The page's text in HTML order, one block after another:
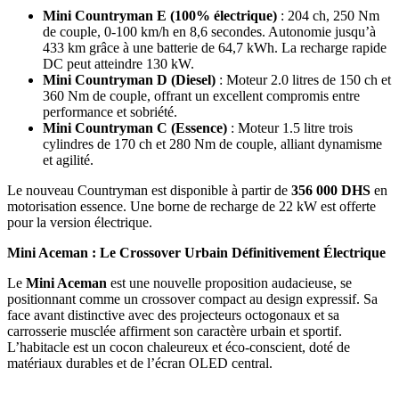
Mini Countryman E (100% électrique) : 204 ch, 250 Nm
de couple, 0-100 km/h en 8,6 secondes. Autonomie jusqu’à
433 km grâce à une batterie de 64,7 kWh. La recharge rapide
DC peut atteindre 130 kW.
Mini Countryman D (Diesel) : Moteur 2.0 litres de 150 ch et
360 Nm de couple, offrant un excellent compromis entre
performance et sobriété.
Mini Countryman C (Essence) : Moteur 1.5 litre trois
cylindres de 170 ch et 280 Nm de couple, alliant dynamisme
et agilité.
Le nouveau Countryman est disponible à partir de 356 000 DHS en
motorisation essence. Une borne de recharge de 22 kW est offerte
pour la version électrique.
Mini Aceman : Le Crossover Urbain Définitivement Électrique
Le Mini Aceman est une nouvelle proposition audacieuse, se
positionnant comme un crossover compact au design expressif. Sa
face avant distinctive avec des projecteurs octogonaux et sa
carrosserie musclée affirment son caractère urbain et sportif.
L’habitacle est un cocon chaleureux et éco-conscient, doté de
matériaux durables et de l’écran OLED central.